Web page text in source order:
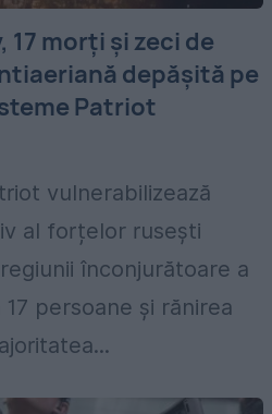
17 morți și zeci de
depășită pe
Patriot
vulnerabilizează
al forțelor rusești
înconjurătoare a
persoane și rănirea